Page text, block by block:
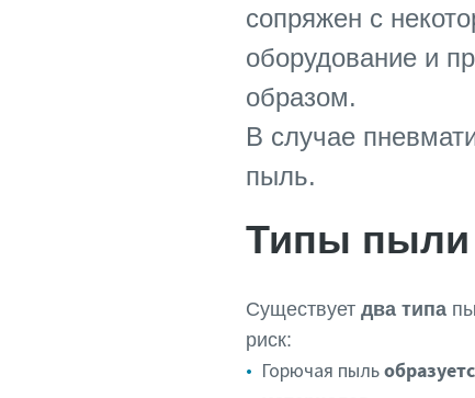
сопряжен с
оборудование и
образом.
В случае
пыль.
Типы пыли
Существует два типа
риск:
Горючая пыль